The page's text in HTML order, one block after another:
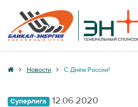
Клуб Новости С Днём России!
Суперлига 12.06.2020